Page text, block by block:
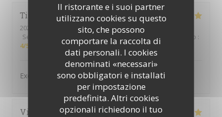
Il ristorante e i suoi partner
utilizzano cookies su questo
sito, che possono
comportare la raccolta di
dati personali. I cookies
denominati «necessari»
sono obbligatori e installati
per impostazione
predefinita. Altri cookies
opzionali richiedono il tuo
Tina
2026-01-22
- 20:30 - Ospiti 2
Servizio
Atmosfera Cucina /5 Qualità / Prezzo :
4/5
Excellent repas
Vincent W